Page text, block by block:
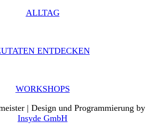
ALLTAG
ENTDECKEN
WORKSHOPS
| Design und Programmierung by
Insyde GmbH